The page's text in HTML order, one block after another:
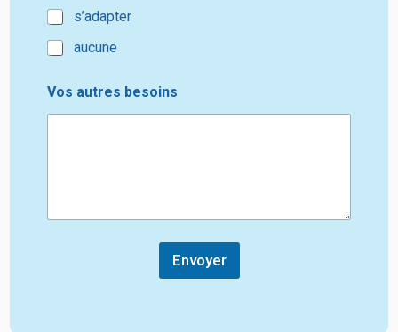
s’adapter
aucune
Vos autres besoins
Envoyer